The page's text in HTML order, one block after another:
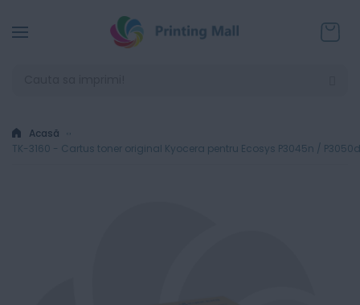
Acasă
TK-3160 - Cartus toner original Kyocera pentru Ecosys P3045n /